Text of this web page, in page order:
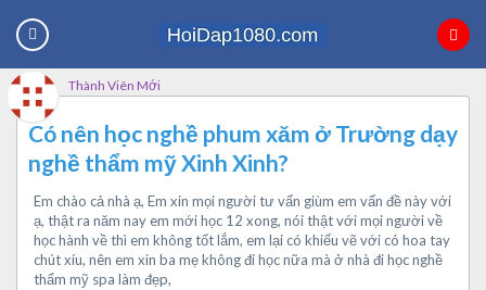
Thành Viên Mới
Có nên học nghề phum xăm ở Trường dạy
nghề thẩm mỹ Xinh Xinh?
Em chào cả nhà ạ, Em xin mọi người tư vấn giùm em vấn đề này với
ạ, thật ra năm nay em mới học 12 xong, nói thật với mọi người về
học hành về thì em không tốt lắm, em lại có khiếu vẽ với có hoa tay
chút xíu, nên em xin ba mẹ không đi học nữa mà ở nhà đi học nghề
thẩm mỹ spa làm đẹp,